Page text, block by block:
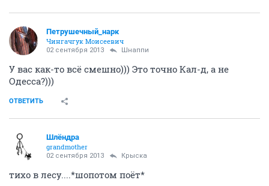
Петрушечный_нарк
Чингачгук Моисеевич
02 сентября 2013 Шнаппи
У вас как-то всё смешно))) Это точно Кал-д, а не
Одесса?)))
ОТВЕТИТЬ
Шлёндра
grandmother
02 сентября 2013 Крыска
тихо в лесу....*шопотом поёт*